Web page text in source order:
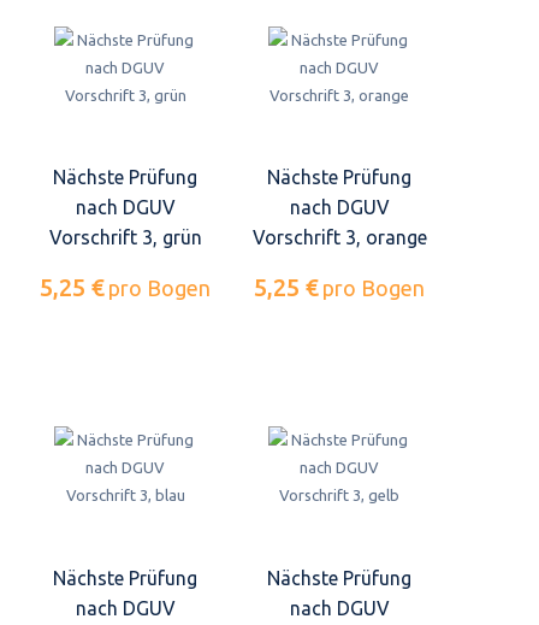
Nächste Prüfung
nach DGUV
Vorschrift 3, grün
5,25 € pro Bogen
Nächste Prüfung
nach DGUV
Vorschrift 3, orange
5,25 € pro Bogen
Nächste Prüfung
nach DGUV
Nächste Prüfung
nach DGUV